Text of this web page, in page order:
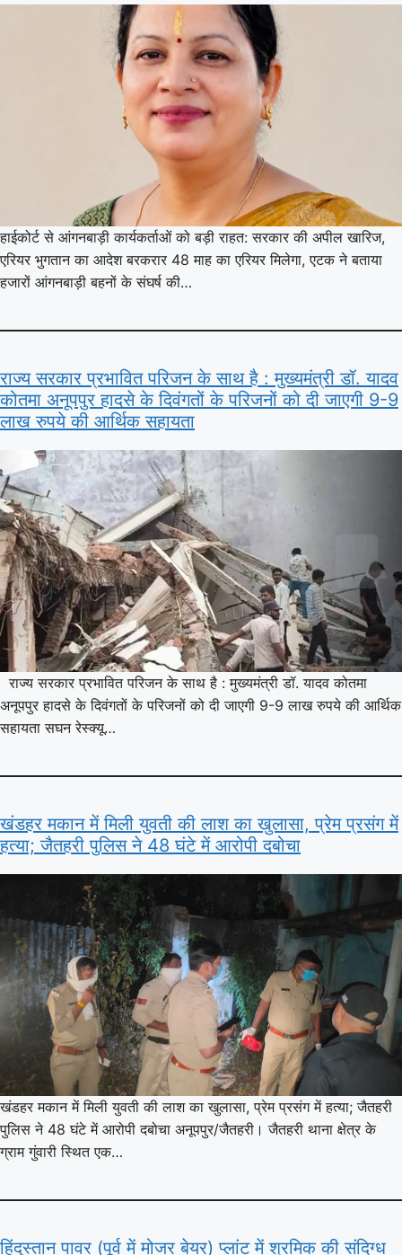
हाईकोर्ट से आंगनबाड़ी कार्यकर्ताओं को बड़ी राहत: सरकार की अपील खारिज,
एरियर भुगतान का आदेश बरकरार 48 माह का एरियर मिलेगा, एटक ने बताया
हजारों आंगनबाड़ी बहनों के संघर्ष की…
राज्य सरकार प्रभावित परिजन के साथ है : मुख्यमंत्री डॉ. यादव
कोतमा अनूपपुर हादसे के दिवंगतों के परिजनों को दी जाएगी 9-9
लाख रुपये की आर्थिक सहायता
राज्य सरकार प्रभावित परिजन के साथ है : मुख्यमंत्री डॉ. यादव कोतमा
अनूपपुर हादसे के दिवंगतों के परिजनों को दी जाएगी 9-9 लाख रुपये की आर्थिक
सहायता सघन रेस्क्यू…
खंडहर मकान में मिली युवती की लाश का खुलासा, प्रेम प्रसंग में
हत्या; जैतहरी पुलिस ने 48 घंटे में आरोपी दबोचा
खंडहर मकान में मिली युवती की लाश का खुलासा, प्रेम प्रसंग में हत्या; जैतहरी
पुलिस ने 48 घंटे में आरोपी दबोचा अनूपपुर/जैतहरी। जैतहरी थाना क्षेत्र के
ग्राम गुंवारी स्थित एक…
हिंदुस्तान पावर (पूर्व में मोजर बेयर) प्लांट में श्रमिक की संदिग्ध